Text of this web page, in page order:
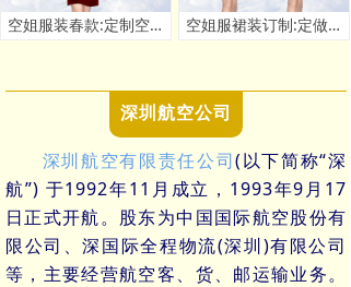
深圳航空公司
深圳航空有限责任公司(以下简称“深
航”) 于1992年11月成立，1993年9月17
日正式开航。股东为中国国际航空股份有
限公司、深国际全程物流(深圳)有限公司
等，主要经营航空客、货、邮运输业务。
空姐服装春款:定制空姐春秋季套装款式 - 米兰弘服装厂家 空姐服裙装订制:定做空姐服连衣裙套装价格 - 米兰弘厂家